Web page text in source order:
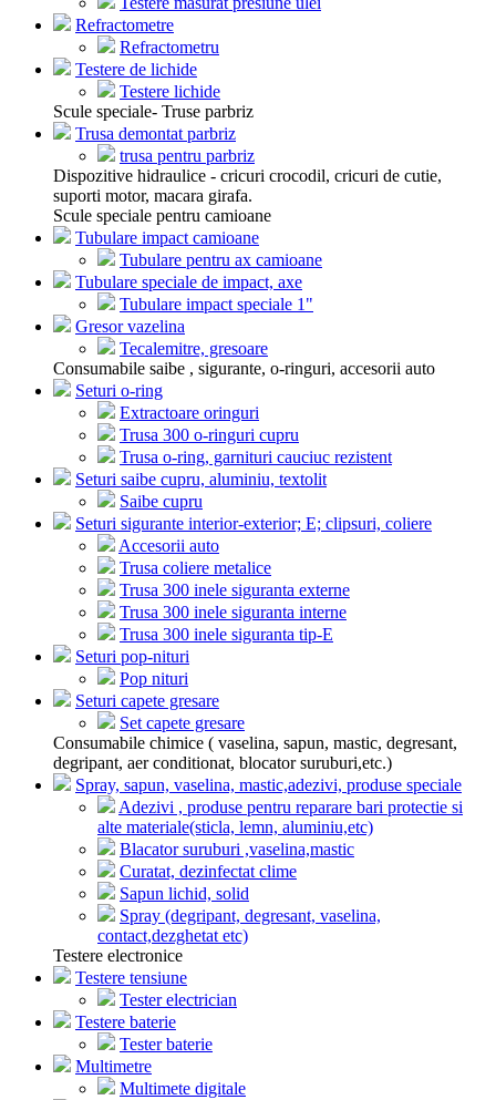
Refractometre
Refractometru
Testere de lichide
Testere lichide
Scule speciale- Truse parbriz
Trusa demontat parbriz
trusa pentru parbriz
Dispozitive hidraulice - cricuri crocodil, cricuri de cutie,
suporti motor, macara girafa.
Scule speciale pentru camioane
Tubulare impact camioane
Tubulare pentru ax camioane
Tubulare speciale de impact, axe
Tubulare impact speciale 1"
Gresor vazelina
Tecalemitre, gresoare
Consumabile saibe , sigurante, o-ringuri, accesorii auto
Seturi o-ring
Extractoare oringuri
Trusa 300 o-ringuri cupru
Trusa o-ring, garnituri cauciuc rezistent
Seturi saibe cupru, aluminiu, textolit
Saibe cupru
Seturi sigurante interior-exterior; E; clipsuri, coliere
Accesorii auto
Trusa coliere metalice
Trusa 300 inele siguranta externe
Trusa 300 inele siguranta interne
Trusa 300 inele siguranta tip-E
Seturi pop-nituri
Pop nituri
Seturi capete gresare
Set capete gresare
Consumabile chimice ( vaselina, sapun, mastic, degresant,
degripant, aer conditionat, blocator suruburi,etc.)
Spray, sapun, vaselina, mastic,adezivi, produse speciale
Adezivi , produse pentru reparare bari protectie si
alte materiale(sticla, lemn, aluminiu,etc)
Blacator suruburi ,vaselina,mastic
Curatat, dezinfectat clime
Sapun lichid, solid
Spray (degripant, degresant, vaselina,
contact,dezghetat etc)
Testere electronice
Testere tensiune
Tester electrician
Testere baterie
Tester baterie
Multimetre
Multimete digitale